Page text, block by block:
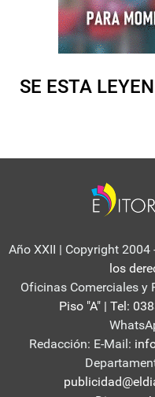
SE ESTA
Año XXII | Copyright 2004
los
Oficinas Comerciales y
Piso "A" | Tel:
Redacción: E-Mail: